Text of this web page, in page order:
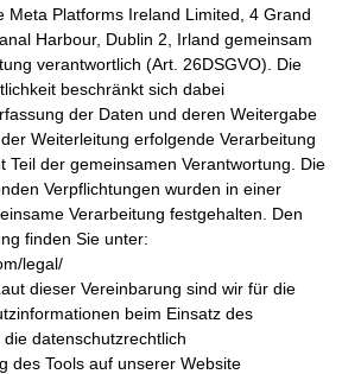
Meta Platforms Ireland Limited, 4 Grand
Harbour, Dublin 2, Irland gemeinsam
verantwortlich (Art. 26DSGVO). Die
beschränkt sich dabei
der Daten und deren Weitergabe
Weiterleitung erfolgende Verarbeitung
Teil der gemeinsamen Verantwortung. Die
Verpflichtungen wurden in einer
Verarbeitung festgehalten. Den
finden Sie unter:
legal/
dieser Vereinbarung sind wir für die
beim Einsatz des
datenschutzrechtlich
des Tools auf unserer Website